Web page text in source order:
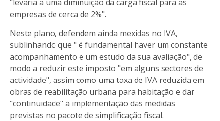
"levaria a uma diminuição da carga fiscal para as
empresas de cerca de 2%".
Neste plano, defendem ainda mexidas no IVA,
sublinhando que " é fundamental haver um constante
acompanhamento e um estudo da sua avaliação", de
modo a reduzir este imposto "em alguns sectores de
actividade", assim como uma taxa de IVA reduzida em
obras de reabilitação urbana para habitação e dar
"continuidade" à implementação das medidas
previstas no pacote de simplificação fiscal.